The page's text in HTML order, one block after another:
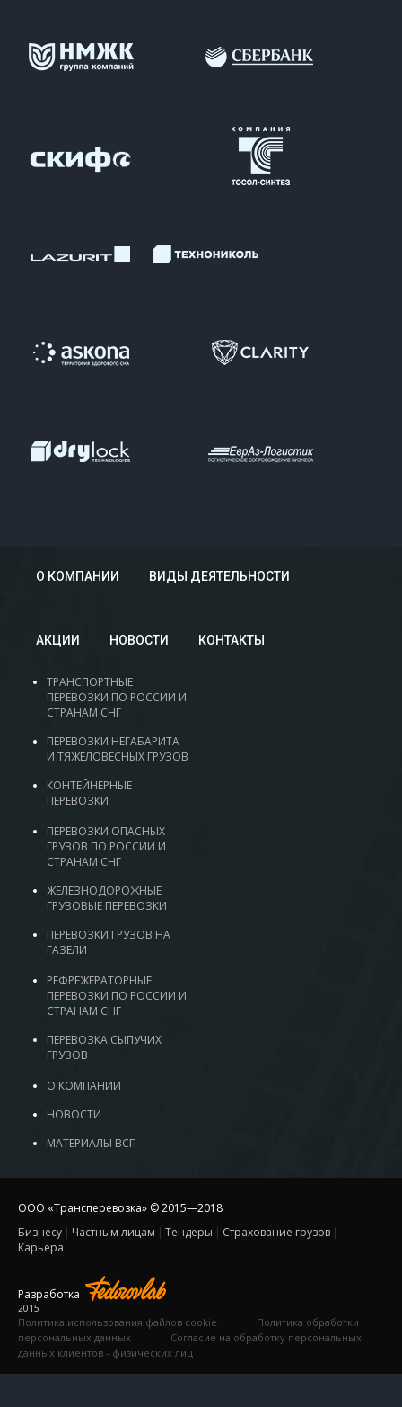
О КОМПАНИИ ВИДЫ ДЕЯТЕЛЬНОСТИ
АКЦИИ НОВОСТИ КОНТАКТЫ
ТРАНСПОРТНЫЕ
ПЕРЕВОЗКИ ПО РОССИИ И
СТРАНАМ СНГ
ПЕРЕВОЗКИ НЕГАБАРИТА
И ТЯЖЕЛОВЕСНЫХ ГРУЗОВ
КОНТЕЙНЕРНЫЕ
ПЕРЕВОЗКИ
ПЕРЕВОЗКИ ОПАСНЫХ
ГРУЗОВ ПО РОССИИ И
СТРАНАМ СНГ
ЖЕЛЕЗНОДОРОЖНЫЕ
ГРУЗОВЫЕ ПЕРЕВОЗКИ
ПЕРЕВОЗКИ ГРУЗОВ НА
ГАЗЕЛИ
РЕФРЕЖЕРАТОРНЫЕ
ПЕРЕВОЗКИ ПО РОССИИ И
СТРАНАМ СНГ
ПЕРЕВОЗКА СЫПУЧИХ
ГРУЗОВ
О КОМПАНИИ
НОВОСТИ
МАТЕРИАЛЫ ВСП
ООО «Трансперевозка» © 2015—2018
Бизнесу
Частным лицам Тендеры
Страхование грузов
Карьера
Разработка
2015
Политика использования файлов cookie
Политика обработки
персональных данных
Согласие на обработку персональных
данных клиентов - физических лиц